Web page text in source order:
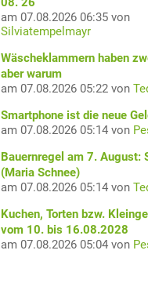
am 07.08.2026 06:35 von
Silviatempelmayr
Wäscheklammern haben
aber warum
am 07.08.2026 05:22 von
Smartphone ist die neue
am 07.08.2026 05:14 von
Bauernregel am 7. August:
(Maria Schnee)
am 07.08.2026 05:14 von
Kuchen, Torten bzw.
vom 10. bis 16.08.2028
am 07.08.2026 05:04 von